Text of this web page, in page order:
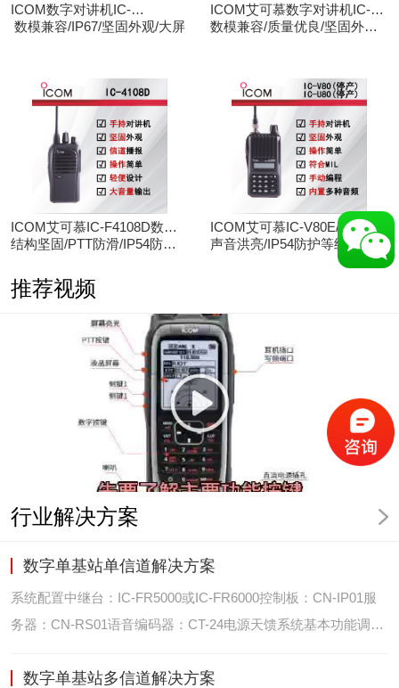
ICOM数字对讲机IC-
F3263DT/IC-F4263DT
数模兼容/IP67/坚固外观/大屏
ICOM艾可慕数字对讲机IC-
F3161D IC-F4161D
数模兼容/质量优良/坚固外观/
ICOM艾可慕IC-F4108D数字
对讲机
结构坚固/PTT防滑/IP54防护/
ICOM艾可慕IC-V80E/IC-
U80E手持对讲机（停产）
声音洪亮/IP54防护等级/手动
推荐视频
行业解决方案
数字单基站单信道解决方案
系统配置中继台：IC-FR5000或IC-FR6000控制板：CN-IP01服
务器：CN-RS01语音编码器：CT-24电源天馈系统基本功能调度
位/室内定位艾可慕数字电台具备GPS数据上传功能。而GPS定
数字单基站多信道解决方案